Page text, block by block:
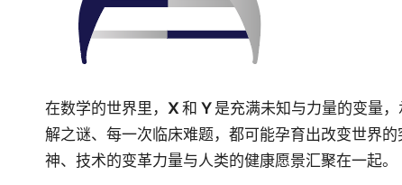
在数学的世界里， X和 Y是充满未知与力量的变量
解之谜、每一次临床难题，都可能孕育出改变世界的
神、技术的变革力量与人类的健康愿景汇聚在一起。